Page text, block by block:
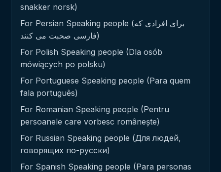
snakker norsk)
For Persian Speaking people (برای افرادی که
فارسی صحبت می کنند)
For Polish Speaking people (Dla osób
mówiących po polsku)
For Portuguese Speaking people (Para quem
fala português)
For Romanian Speaking people (Pentru
persoanele care vorbesc românește)
For Russian Speaking people (Для людей,
говорящих по-русски)
For Spanish Speaking people (Para personas